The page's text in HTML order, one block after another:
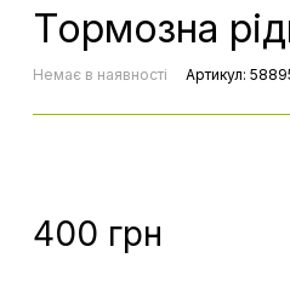
Тормозна
Немає в наявності Артикул:
400 грн